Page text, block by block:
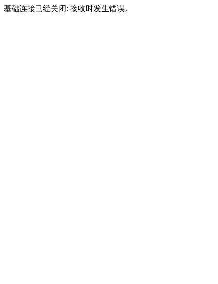
基础连接已经关闭: 接收时发生错误。